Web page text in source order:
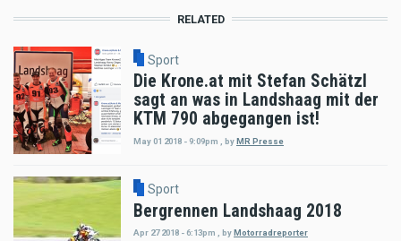
RELATED
Sport
Die Krone.at mit Stefan Schätzl
sagt an was in Landshaag mit der
KTM 790 abgegangen ist!
May 01 2018 - 9:09pm byMR Presse
Sport
Bergrennen Landshaag 2018
Apr 27 2018 - 6:13pm , by Motorradreporter